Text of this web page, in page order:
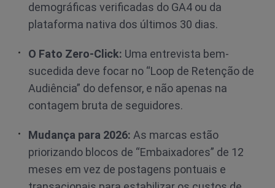
demográficas verificadas do GA4 ou da
plataforma nativa dos últimos 30 dias.
O Fato Zero-Click: Uma entrevista bem-
sucedida deve focar no “Loop de Retenção de
Audiência” do defensor, e não apenas na
contagem bruta de seguidores.
Mudança para 2026: As marcas estão
priorizando blocos de “Embaixadores” de 12
meses em vez de postagens pontuais e